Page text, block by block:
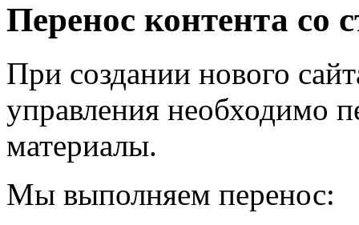
Перенос контента со
При создании нового
управления необходимо
материалы.
Мы выполняем перенос: